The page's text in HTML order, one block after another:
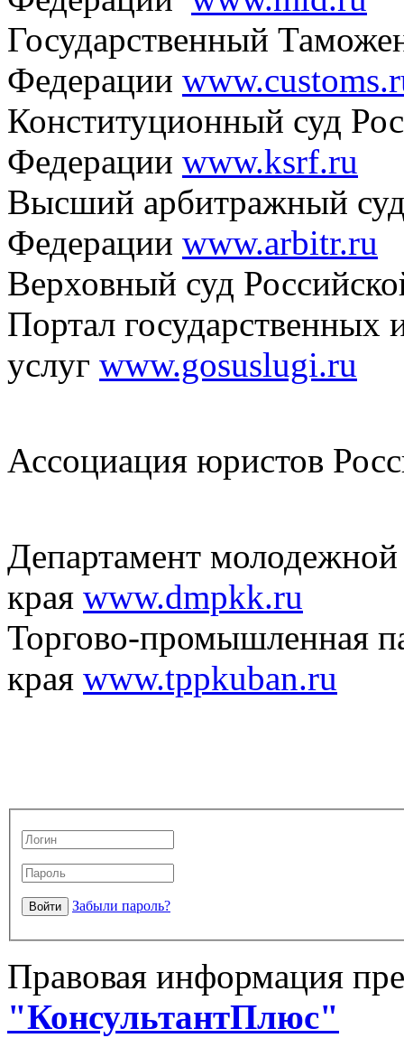
Государственный
Федерации
Конституционный суд
Федерации www.ksrf.ru
Высший арбитражный
Федерации www.arbitr.ru
Верховный суд
Портал
услуг www.gosuslugi.ru
Ассоциация юристов
Департамент
края www.dmpkk.ru
Торгово-промышленная
края www.tppkuban.ru
Забыли пароль?
Правовая информация
"КонсультантПлюс"